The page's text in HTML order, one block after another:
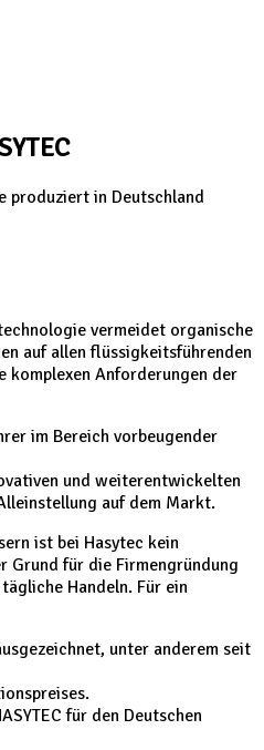
produziert in Deutschland
vermeidet organische
auf allen flüssigkeitsführenden
komplexen Anforderungen der
im Bereich vorbeugender
und weiterentwickelten
auf dem Markt.
ist bei Hasytec kein
Grund für die Firmengründung
Handeln. Für ein
unter anderem seit
für den Deutschen